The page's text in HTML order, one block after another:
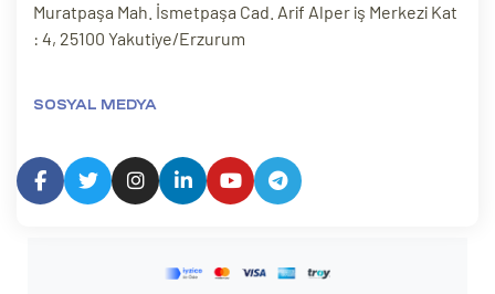
Muratpaşa Mah. İsmetpaşa Cad. Arif Alper iş Merkezi Kat
: 4, 25100 Yakutiye/Erzurum
SOSYAL MEDYA